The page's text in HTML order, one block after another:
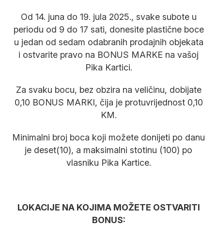
Od 14. juna do 19. jula 2025., svake subote u
periodu od 9 do 17 sati, donesite plastične boce
u jedan od sedam odabranih prodajnih objekata
i ostvarite pravo na BONUS MARKE na vašoj
Pika Kartici.
Za svaku bocu, bez obzira na veličinu, dobijate
0,10 BONUS MARKI, čija je protuvrijednost 0,10
KM.
Minimalni broj boca koji možete donijeti po danu
je deset(10), a maksimalni stotinu (100) po
vlasniku Pika Kartice.
LOKACIJE NA KOJIMA MOŽETE OSTVARITI
BONUS: